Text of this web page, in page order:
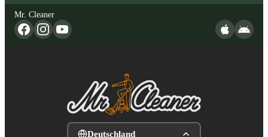
Mr. Cleaner
Deutschland